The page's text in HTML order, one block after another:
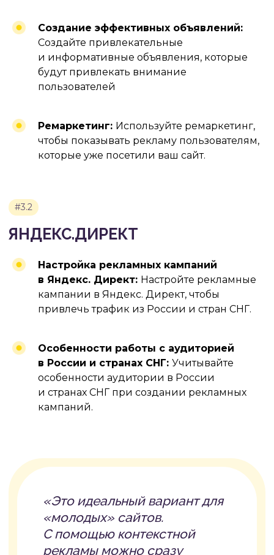
Создание эффективных объявлений:
Создайте привлекательные
и информативные объявления, которые
будут привлекать внимание
пользователей
Ремаркетинг: Используйте ремаркетинг,
чтобы показывать рекламу пользователям,
которые уже посетили ваш сайт.
Настройка рекламных кампаний
в Яндекс. Директ: Настройте рекламные
кампании в Яндекс. Директ, чтобы
привлечь трафик из России и стран СНГ.
Особенности работы с аудиторией
в России и странах СНГ: Учитывайте
особенности аудитории в России
и странах СНГ при создании рекламных
кампаний.
СОЗДАНИЕ E-MAIL РАССЫЛОК
РЕКЛАМА НА САЙТАХ
НЕДВИЖИМОСТИ
И АГРЕГАТОРАХ
#6.1